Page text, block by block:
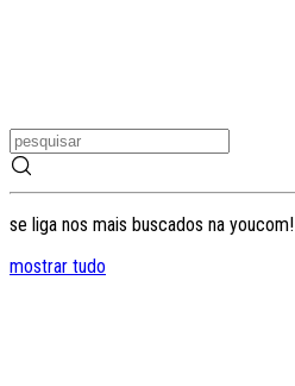
se liga nos mais buscados na youcom!
mostrar tudo